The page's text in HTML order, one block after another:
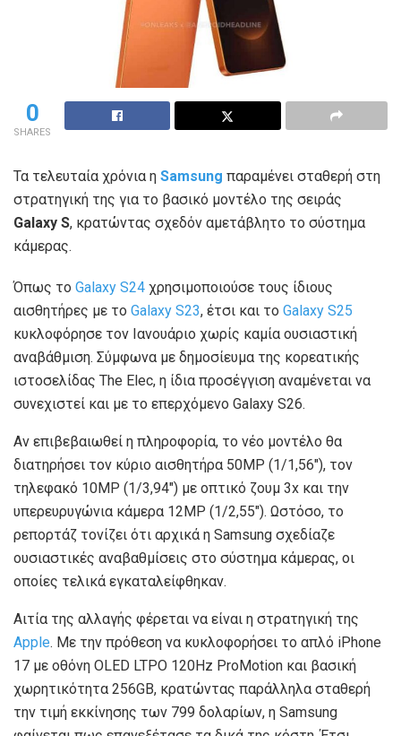
0
SHARES
Τα τελευταία χρόνια η Samsung παραμένει σταθερή στη
στρατηγική της για το βασικό μοντέλο της σειράς
Galaxy S, κρατώντας σχεδόν αμετάβλητο το σύστημα
κάμερας.
Όπως το Galaxy S24 χρησιμοποιούσε τους ίδιους
αισθητήρες με το Galaxy S23, έτσι και το Galaxy S25
κυκλοφόρησε τον Ιανουάριο χωρίς καμία ουσιαστική
αναβάθμιση. Σύμφωνα με δημοσίευμα της κορεατικής
ιστοσελίδας The Elec, η ίδια προσέγγιση αναμένεται να
συνεχιστεί και με το επερχόμενο Galaxy S26.
Αν επιβεβαιωθεί η πληροφορία, το νέο μοντέλο θα
διατηρήσει τον κύριο αισθητήρα 50MP (1/1,56″), τον
τηλεφακό 10MP (1/3,94″) με οπτικό ζουμ 3x και την
υπερευρυγώνια κάμερα 12MP (1/2,55″). Ωστόσο, το
ρεπορτάζ τονίζει ότι αρχικά η Samsung σχεδίαζε
ουσιαστικές αναβαθμίσεις στο σύστημα κάμερας, οι
οποίες τελικά εγκαταλείφθηκαν.
Αιτία της αλλαγής φέρεται να είναι η στρατηγική της
Apple. Με την πρόθεση να κυκλοφορήσει το απλό iPhone
17 με οθόνη OLED LTPO 120Hz ProMotion και βασική
χωρητικότητα 256GB, κρατώντας παράλληλα σταθερή
την τιμή εκκίνησης των 799 δολαρίων, η Samsung